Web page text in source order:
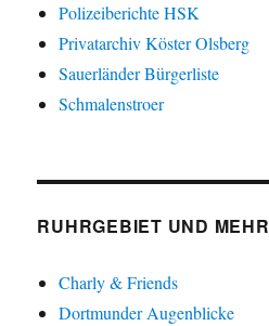
Polizeiberichte HSK
Privatarchiv Köster Olsberg
Sauerländer Bürgerliste
Schmalenstroer
RUHRGEBIET UND MEHR
Charly & Friends
Dortmunder Augenblicke